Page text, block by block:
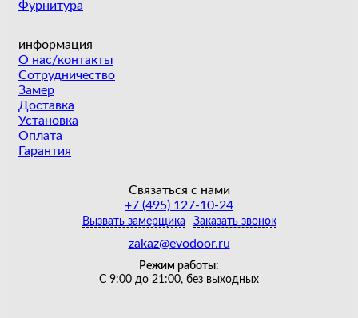
Фурнитура
информация
О нас/контакты
Сотрудничество
Замер
Доставка
Установка
Оплата
Гарантия
Связаться с нами
+7 (495) 127-10-24
Вызвать замерщика Заказать звонок
zakaz@evodoor.ru
Режим работы:
С 9:00 до 21:00, без выходных